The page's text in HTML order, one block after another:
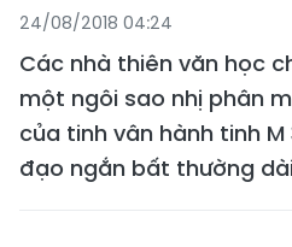
24/08/2018 04:24
Các nhà thiên văn học
một ngôi sao nhị phân
của tinh vân hành tinh
đạo ngắn bất thường